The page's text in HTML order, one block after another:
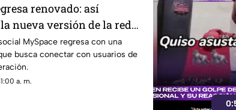
renovado: así
nueva versión de la red
una época
MySpace regresa con una
busca conectar con usuarios de
a. m.